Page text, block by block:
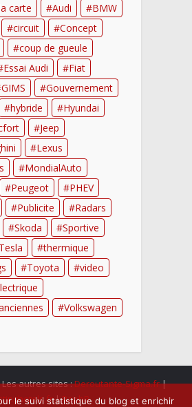
carte
Audi
BMW
circuit
Concept
coup de gueule
Essai Audi
Fiat
GIMS
Gouvernement
hybride
Hyundai
Jeep
Lexus
MondialAuto
Peugeot
PHEV
Publicite
Radars
Skoda
Sportive
Tesla
thermique
Toyota
video
Volkswagen
autres sites :Deroutante-Sigma.fr|
|RaphB
le suivi statistique du blog et enrichir